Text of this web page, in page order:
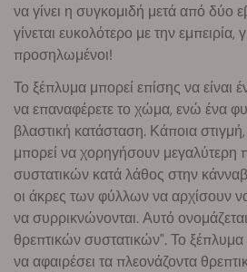
να γίνει η συγκομιδή μετά από δύο
γίνεται ευκολότερο με την εμπειρία,
προσηλωμένοι!
Το ξέπλυμα μπορεί επίσης να είναι
να επαναφέρετε το χώμα, ενώ ένα
βλαστική κατάσταση. Κάποια στιγμή,
μπορεί να χορηγήσουν μεγαλύτερη
συστατικών κατά λάθος στην
οι άκρες των φύλλων να αρχίσουν
να συρρικνώνονται. Αυτό
θρεπτικών συστατικών". Το
να αφαιρέσει τα πλεονάζοντα